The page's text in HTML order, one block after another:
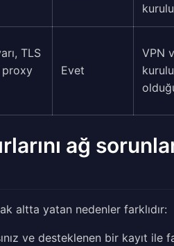
TLS
proxy
Evet
VPN
ağ
altta yatan nedenler farklıdır:
ve desteklenen bir kayıt ile